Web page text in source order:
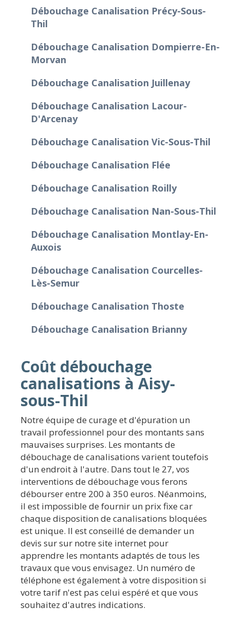
Débouchage Canalisation Précy-Sous-
Thil
Débouchage Canalisation Dompierre-En-
Morvan
Débouchage Canalisation Juillenay
Débouchage Canalisation Lacour-
D'Arcenay
Débouchage Canalisation Vic-Sous-Thil
Débouchage Canalisation Flée
Débouchage Canalisation Roilly
Débouchage Canalisation Nan-Sous-Thil
Débouchage Canalisation Montlay-En-
Auxois
Débouchage Canalisation Courcelles-
Lès-Semur
Débouchage Canalisation Thoste
Débouchage Canalisation Brianny
Coût débouchage
canalisations à Aisy-
sous-Thil
Notre équipe de curage et d'épuration un
travail professionnel pour des montants sans
mauvaises surprises. Les montants de
débouchage de canalisations varient toutefois
d'un endroit à l'autre. Dans tout le 27, vos
interventions de débouchage vous ferons
débourser entre 200 à 350 euros. Néanmoins,
il est impossible de fournir un prix fixe car
chaque disposition de canalisations bloquées
est unique. Il est conseillé de demander un
devis sur sur notre site internet pour
apprendre les montants adaptés de tous les
travaux que vous envisagez. Un numéro de
téléphone est également à votre disposition si
votre tarif n'est pas celui espéré et que vous
souhaitez d'autres indications.